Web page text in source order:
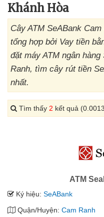
Khánh Hòa
Cây ATM SeABank
tổng hợp bởi Vay tiền
đặt máy ATM ngân
Ranh, tìm cây rút tiền
nhất.
Tìm thấy 2 kết quả
ATM
Ký hiệu: SeABank
Quận/Huyện: Cam Ranh